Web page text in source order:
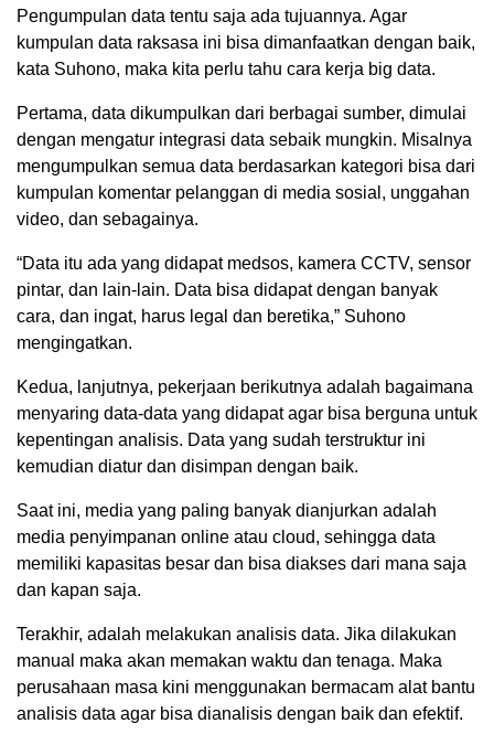
Pengumpulan data tentu saja ada tujuannya. Agar
kumpulan data raksasa ini bisa dimanfaatkan dengan baik,
kata Suhono, maka kita perlu tahu cara kerja big data.
Pertama, data dikumpulkan dari berbagai sumber, dimulai
dengan mengatur integrasi data sebaik mungkin. Misalnya
mengumpulkan semua data berdasarkan kategori bisa dari
kumpulan komentar pelanggan di media sosial, unggahan
video, dan sebagainya.
“Data itu ada yang didapat medsos, kamera CCTV, sensor
pintar, dan lain-lain. Data bisa didapat dengan banyak
cara, dan ingat, harus legal dan beretika,” Suhono
mengingatkan.
Kedua, lanjutnya, pekerjaan berikutnya adalah bagaimana
menyaring data-data yang didapat agar bisa berguna untuk
kepentingan analisis. Data yang sudah terstruktur ini
kemudian diatur dan disimpan dengan baik.
Saat ini, media yang paling banyak dianjurkan adalah
media penyimpanan online atau cloud, sehingga data
memiliki kapasitas besar dan bisa diakses dari mana saja
dan kapan saja.
Terakhir, adalah melakukan analisis data. Jika dilakukan
manual maka akan memakan waktu dan tenaga. Maka
perusahaan masa kini menggunakan bermacam alat bantu
analisis data agar bisa dianalisis dengan baik dan efektif.